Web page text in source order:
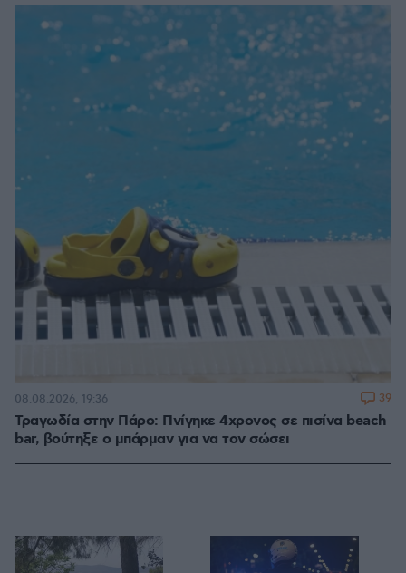
Τραγωδία στην Πάρο: Πνίγηκε 4χρονος σε πισίνα beach
bar, βούτηξε ο μπάρμαν για να τον σώσει
08.08.2026, 19:36 39